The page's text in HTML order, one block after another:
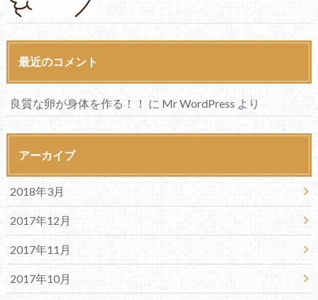
最近のコメント
良質な卵が身体を作る！！ に Mr WordPress より
アーカイブ
2018年3月
2017年12月
2017年11月
2017年10月